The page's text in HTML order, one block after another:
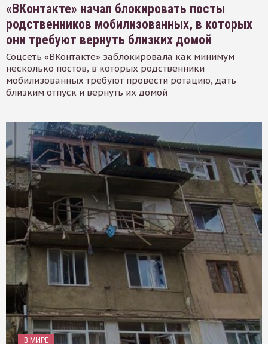
«ВКонтакте» начал блокировать посты
родственников мобилизованных, в которых
они требуют вернуть близких домой
Соцсеть «ВКонтакте» заблокировала как минимум
несколько постов, в которых родственники
мобилизованных требуют провести ротацию, дать
близким отпуск и вернуть их домой
В МИРЕ